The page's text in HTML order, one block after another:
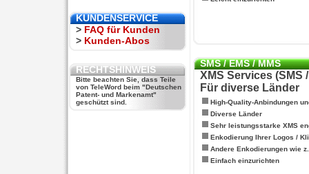
KUNDENSERVICE
> FAQ für Kunden
> Kunden-Abos
RECHTSHINWEIS
Bitte beachten Sie, dass Teile
von TeleWord beim "Deutschen
Patent- und Markenamt"
geschützt sind.
SMS / EMS / MMS
XMS Services (SMS
Für diverse Länder
High-Quality-Anbindungen
Diverse Länder
Sehr leistungsstarke XMS
Enkodierung Ihrer Logos /
Andere Enkodierungen wie
Einfach einzurichten